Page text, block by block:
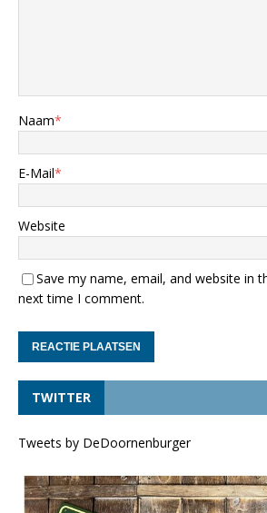
Naam*
E-Mail*
Website
Save my name, email, and website in
next time I comment.
TWITTER
Tweets by DeDoornenburger